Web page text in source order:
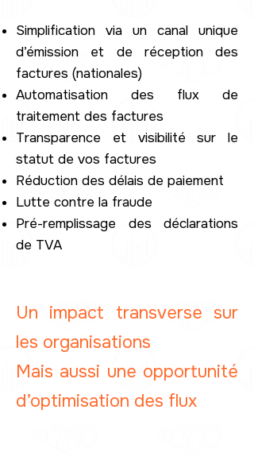
Simplification via un canal unique
d’émission et de réception des
factures (nationales)​
Automatisation des flux de
traitement des factures
Transparence et visibilité sur le
statut de vos factures​
Réduction des délais de paiement​
Lutte contre la fraude​
Pré-remplissage des déclarations
de TVA​
Un impact transverse sur
les organisations ​
​Mais aussi une opportunité
d’optimisation des flux